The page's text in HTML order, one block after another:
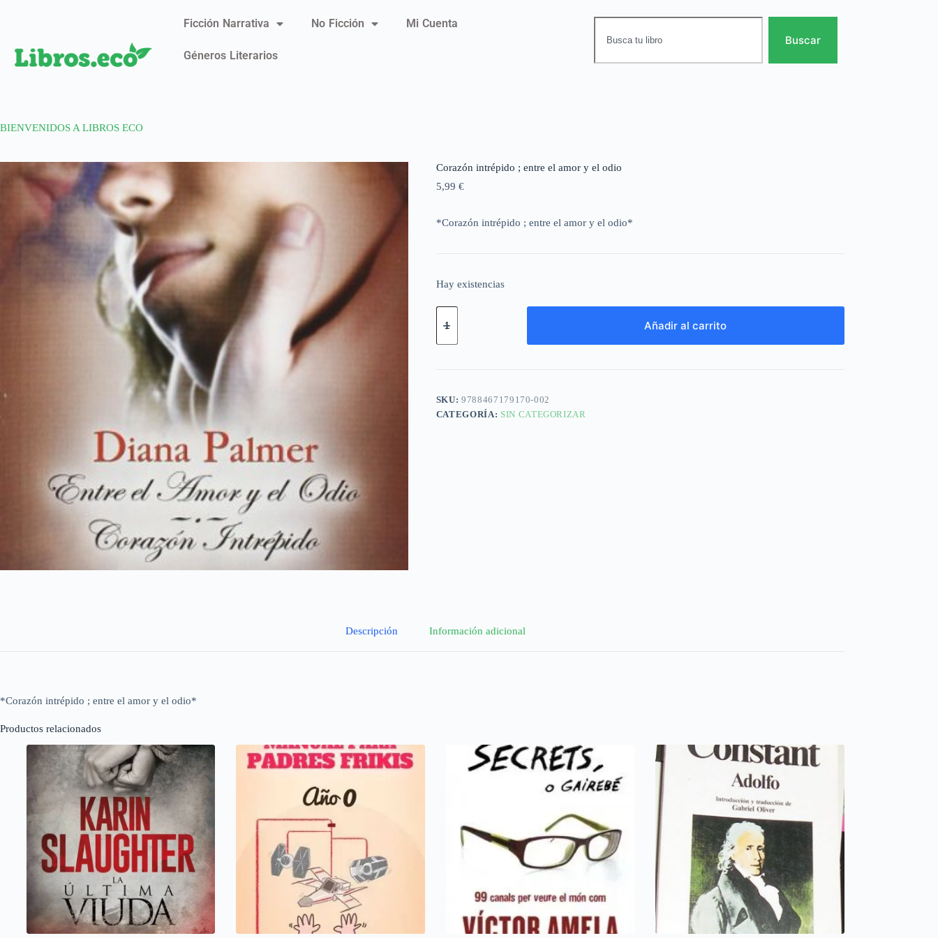
Ficción Narrativa No Ficción Mi Cuenta
Géneros Literarios
Buscar
BIENVENIDOS A LIBROS ECO
Corazón intrépido ; entre el amor y el odio
5,99 €
*Corazón intrépido ; entre el amor y el odio*
Hay existencias
Añadir al carrito
SKU:9788467179170-002
CATEGORÍA: SIN CATEGORIZAR
Descripción Información adicional
*Corazón intrépido ; entre el amor y el odio*
Productos relacionados